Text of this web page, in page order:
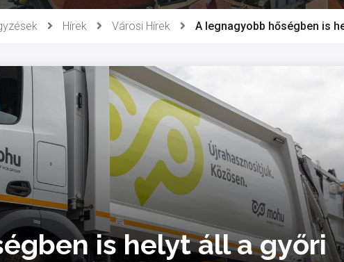
Hírek Városi Hírek A legnagyobb hőségben is
is helyt áll a győri